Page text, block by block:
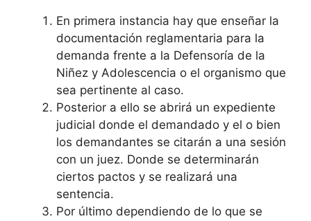
En primera instancia hay que enseñar la
documentación reglamentaria para la
demanda frente a la Defensoría de la
Niñez y Adolescencia o el organismo que
sea pertinente al caso.
Posterior a ello se abrirá un expediente
judicial donde el demandado y el o bien
los demandantes se citarán a una sesión
con un juez. Donde se determinarán
ciertos pactos y se realizará una
sentencia.
Por último dependiendo de lo que se